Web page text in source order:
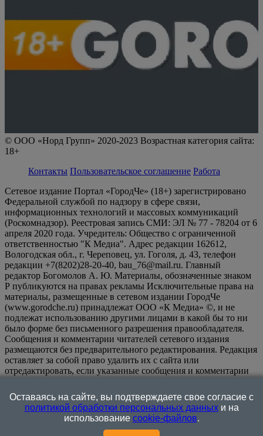
© ООО «Норд Групп» 2020-2023 Возрастная категория сайта:
18+
Контакты Пользовательское соглашение Работа
Сетевое издание Портал «ГородЧе» (18+) зарегистрировано
Федеральной службой по надзору в сфере связи,
информационных технологий и массовых коммуникаций
(Роскомнадзор). Реестровая запись СМИ: ЭЛ № 77 - 78204 от 6
апреля 2020 года. Учредитель: Общество с ограниченной
ответственностью "К Медиа". Адрес редакции 162612,
Вологодская обл., г. Череповец, ул. Гоголя, д. 43, телефон
редакции +7(8202)28-20-40, bau_76@mail.ru. Главный
редактор Богомолов А. Ю. Материалы, обозначенные знаком
Р публикуются на правах рекламы Исключительные права на
материалы, размещенные в сетевом издании ГородЧе
(www.gorodche.ru) принадлежат ООО «К Медиа» ©, и не
подлежат использованию другими лицами в какой бы то ни
было форме без письменного разрешения правообладателя.
Сообщения и комментарии читателей сетевого издания
размещаются без предварительного редактирования. Редакция
оставляет за собой право удалить их с сайта или
отредактировать, если указанные сообщения и комментарии
или нарушением иных требований закона.
информационном ресурсе применяются рекомендательные
технологии (информационные технологии предоставления
информации на основе сбора, систематизации и анализа
сведений, относящихся к предпочтениям пользователей сети
Оставаясь на сайте, вы подтверждаете свое согласие с
политикой обработки персональных данныхи на
использование cookie-файлов.